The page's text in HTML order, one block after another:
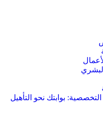
التخصصية: بوابتك نحو التأهيل